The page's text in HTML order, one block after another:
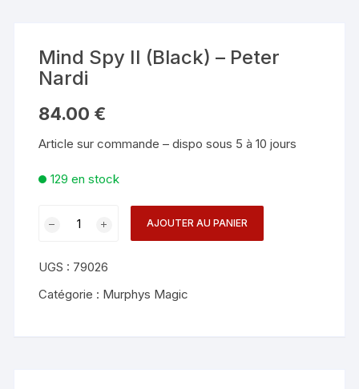
Mind Spy II (Black) – Peter
Nardi
84.00 €
Article sur commande – dispo sous 5 à 10 jours
129 en stock
Spy
II
AJOUTER AU PANIER
UGS : 79026
Catégorie : Murphys Magic